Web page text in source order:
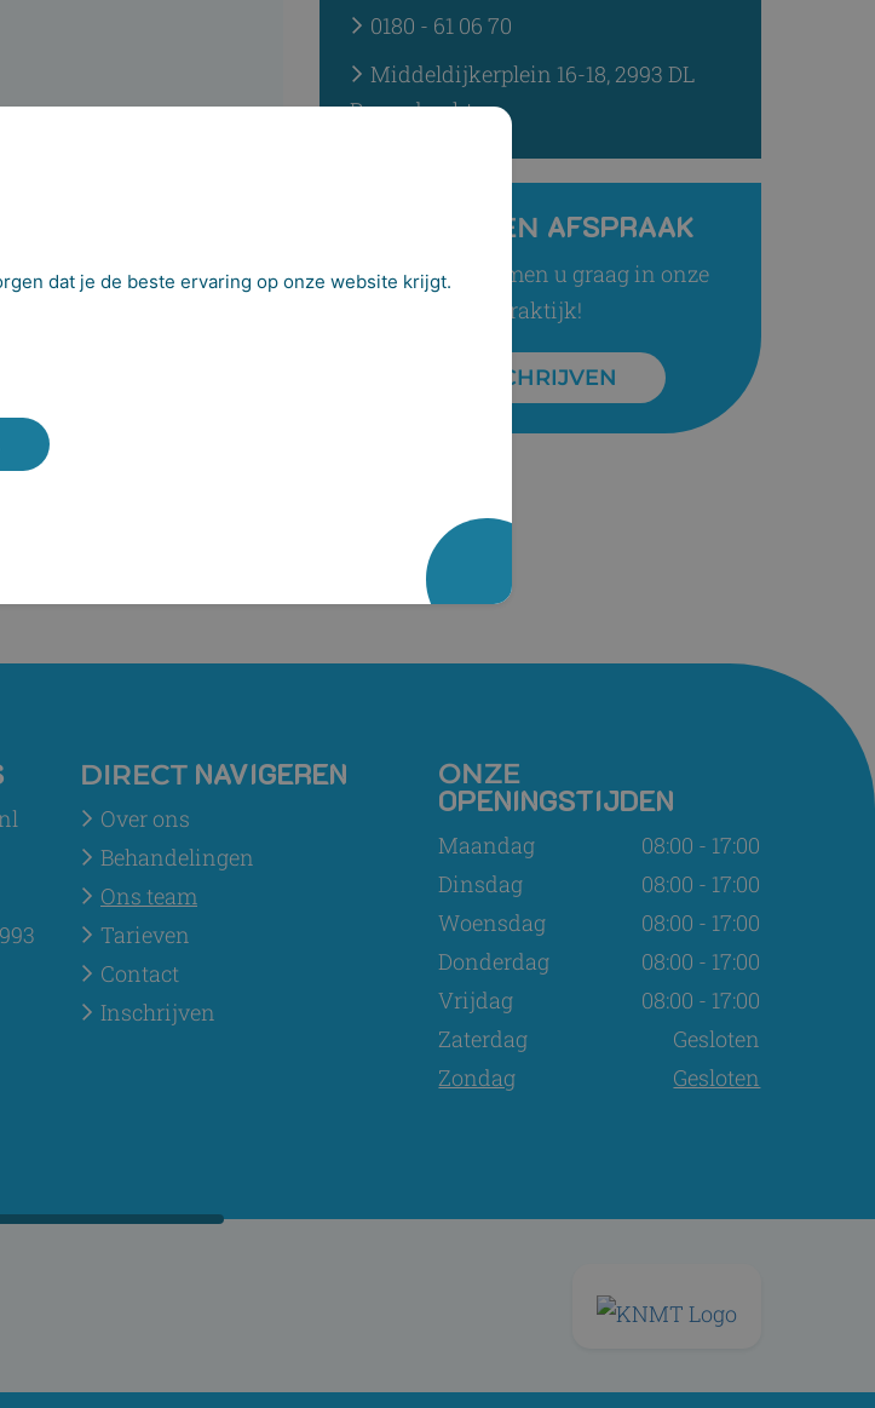
0180 - 61 06 70
Middeldijkerplein 16-18, 2993 DL
Barendrecht
MAAK EEN AFSPRAAK
Wij verwelkomen u graag in onze
praktijk!
INSCHRIJVEN
DIRECT NAVIGEREN
Over ons
Behandelingen
Ons team
Tarieven
Contact
Inschrijven
ONZE
OPENINGSTIJDEN
Maandag
08:00 - 17:00
Dinsdag
08:00 - 17:00
Woensdag
08:00 - 17:00
Donderdag
08:00 - 17:00
Vrijdag
08:00 - 17:00
Zaterdag
Gesloten
Zondag
Gesloten
dat je de beste ervaring op onze website krijgt.